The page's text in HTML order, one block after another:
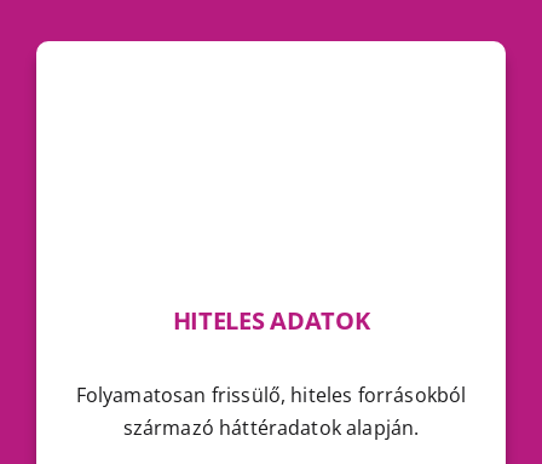
HITELES ADATOK
Folyamatosan frissülő, hiteles forrásokból
származó háttéradatok alapján.